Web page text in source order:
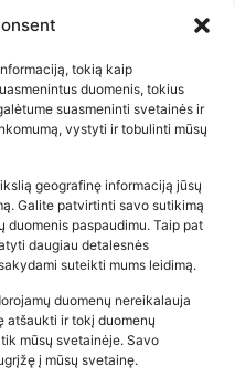
tokią kaip
duomenis, tokius
suasmeninti svetainės ir
vystyti ir tobulinti mūsų
geografinę informaciją jūsų
Galite patvirtinti savo sutikimą
duomenis paspaudimu. Taip pat
daugiau detalesnės
suteikti mums leidimą.
duomenų nereikalauja
atšaukti ir tokį duomenų
mūsų svetainėje. Savo
į mūsų svetainę.